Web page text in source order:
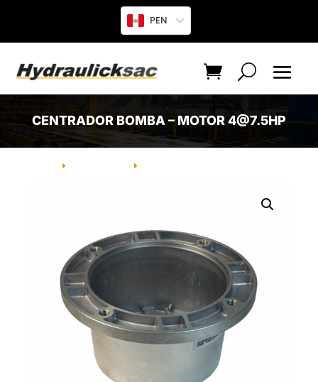
PEN
CENTRADOR BOMBA – MOTOR 4@7.5HP
E E